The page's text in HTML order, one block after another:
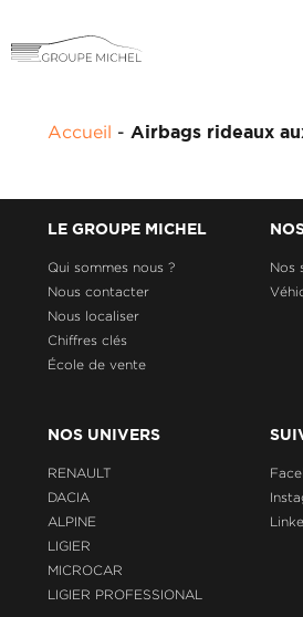
DACIA
LIGIER
MICROCAR
LIGIER
PROFESSIONAL
GROUPE
ACADÉMIE
HISTORIQUE
DU
MICHEL
Accueil - Airbags rideaux
LE GROUPE MICHEL
Qui sommes nous ?
Nous contacter
Nous localiser
Chiffres clés
École de vente
Nos
NOS UNIVERS
RENAULT
DACIA
ALPINE
LIGIER
MICROCAR
LIGIER PROFESSIONAL